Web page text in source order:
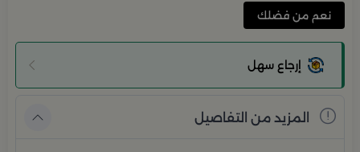
نعم من فضلك
إرجاع سهل
المزيد من التفاصيل